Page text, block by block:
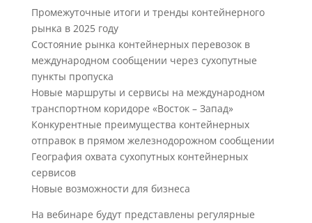
Промежуточные итоги и тренды контейнерного
рынка в 2025 году
Состояние рынка контейнерных перевозок в
международном сообщении через сухопутные
пункты пропуска
Новые маршруты и сервисы на международном
транспортном коридоре «Восток – Запад»
Конкурентные преимущества контейнерных
отправок в прямом железнодорожном сообщении
География охвата сухопутных контейнерных
сервисов
Новые возможности для бизнеса
На вебинаре будут представлены регулярные